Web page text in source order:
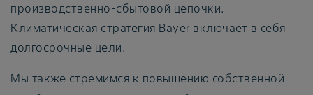
производственно-сбытовой цепочки.
Климатическая стратегия Bayer включает в себя
долгосрочные цели.
Мы также стремимся к повышению собственной